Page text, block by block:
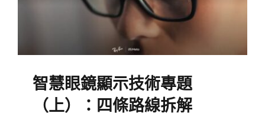
智慧眼鏡顯示技術專題
（上）：四條路線拆解